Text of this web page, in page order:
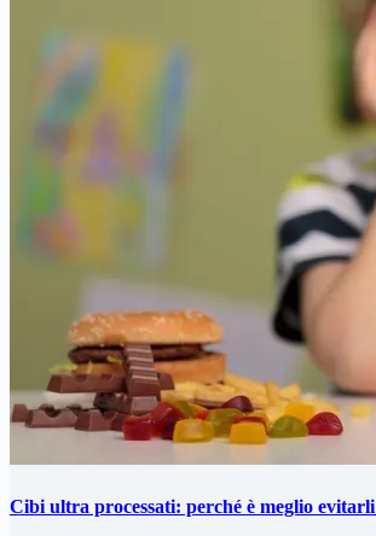
Cibi ultra processati: perché è meglio